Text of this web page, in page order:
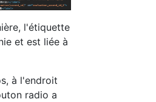
l'étiquette
et est liée à
à l'endroit
radio a